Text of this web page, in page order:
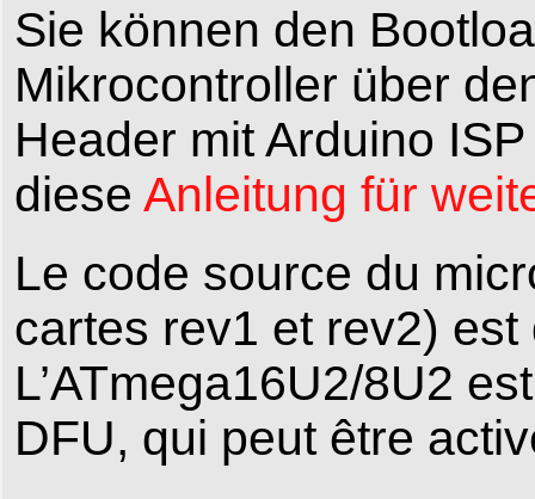
Sie können den
Mikrocontroller über
Header mit Arduino
diese Anleitung für
Le code source du
cartes rev1 et rev2)
L’ATmega16U2/8U2
DFU, qui peut être